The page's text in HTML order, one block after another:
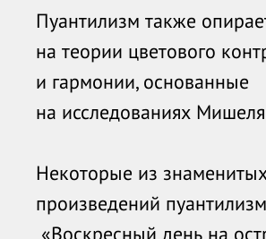
Пуантилизм также
на теории цветового
и гармонии, основанные
на исследованиях
Некоторые из
произведений
«Воскресный день на